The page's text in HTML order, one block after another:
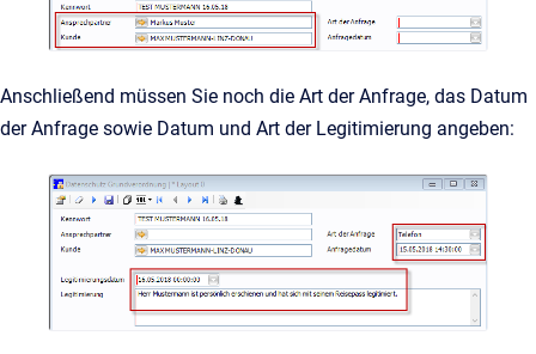
Anschließend müssen Sie noch die Art der Anfrage, das Datum
der Anfrage sowie Datum und Art der Legitimierung angeben: